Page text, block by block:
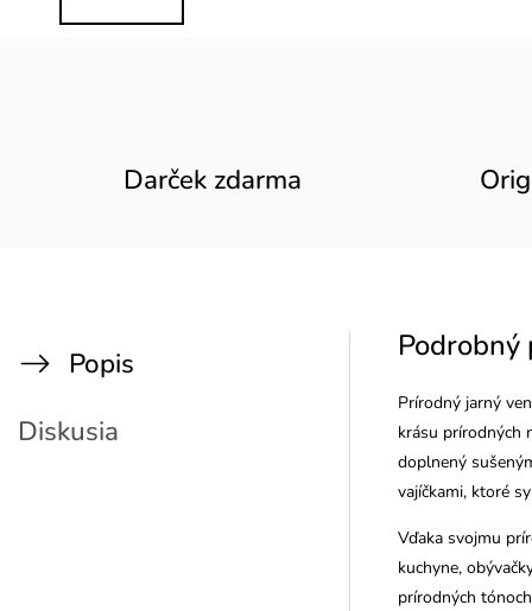
Darček zdarma
Popis
Diskusia
Podrobný
Prírodný jarný
krásu prírodných
doplnený
vajíčkami, ktoré
Vďaka svojmu
kuchyne,
prírodných